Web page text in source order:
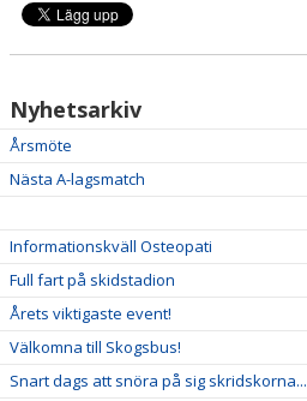
DOKUMENT
OM FÖRENINGEN
EVENT
Nyhetsarkiv
Årsmöte
Nästa A-lagsmatch
Informationskväll Osteopati
Full fart på skidstadion
Årets viktigaste event!
Välkomna till Skogsbus!
Snart dags att snöra på sig skridskorna...